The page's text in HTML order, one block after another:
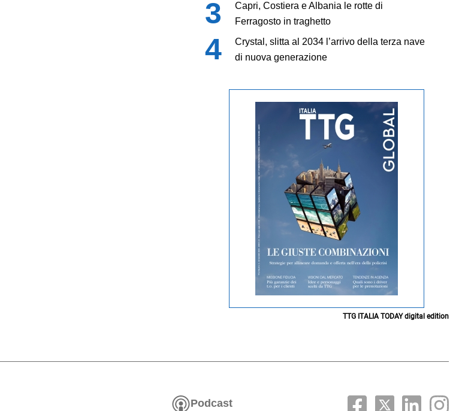
Capri, Costiera e Albania le rotte di
Ferragosto in traghetto
Crystal, slitta al 2034 l’arrivo della terza nave
di nuova generazione
TTG ITALIA TODAY digital edition
Podcast